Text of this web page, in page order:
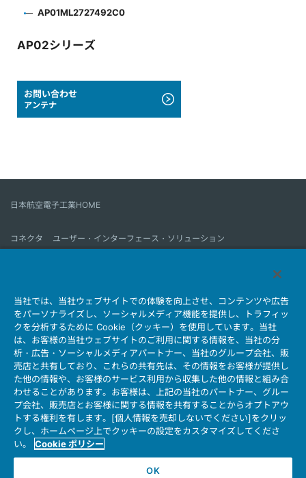
AP01ML2727492C0
AP02シリーズ
お問い合わせ
アンテナ
日本航空電子工業HOME
コネクタ
ユーザー・インターフェース・ソリューション
会社情報 サステナビリティ IR情報 採用情報
会社情報新着一覧
製品情報新着一覧
サイトマップ お問い合わせ
個人情報保護ポリシー
JAE Cookie Policy
ウェブアクセシビリティ方針
マイナンバー情報保護ポリシー
当社ウェブサイトのご利用について
ソーシャルメディア公式アカウント運用ポリシー
当社では、当社ウェブサイトでの体験を向上させ、コンテンツや広告
をパーソナライズし、ソーシャルメディア機能を提供し、トラフィッ
クを分析するために Cookie（クッキー）を使用しています。当社
は、お客様の当社ウェブサイトのご利用に関する情報を、当社の分
析・広告・ソーシャルメディアパートナー、当社のグループ会社、販
売店と共有しており、これらの共有先は、その情報をお客様が提供し
た他の情報や、お客様のサービス利用から収集した他の情報と組み合
わせることがあります。お客様は、上記の当社のパートナー、グルー
プ会社、販売店とお客様に関する情報を共有することからオプトアウ
トする権利を有します。[個人情報を売却しないでください]をクリッ
クし、ホームページ上でクッキーの設定をカスタマイズしてくださ
い。
Cookie ポリシー
OK